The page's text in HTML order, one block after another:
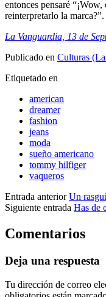
entonces pensaré
reinterpretarlo la marca?”.
La Vanguardia, 13 de
Publicado en Culturas
Etiquetado en
american
dreamer
fashion
jeans
moda
sueño americano
tommy hilfiger
vaqueros
Entrada anterior Un
Siguiente entrada Has de
Comentarios
Deja una respuesta
Tu dirección de correo